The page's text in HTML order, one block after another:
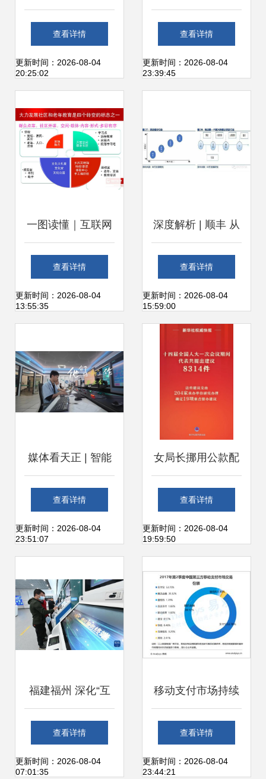
人如何打造一款新
闻资讯类产品
查看详情
更新时间：2026-08-04
20:25:02
互联网的顶层设计
与实践路径
查看详情
更新时间：2026-08-04
23:39:45
一图读懂｜互联网
时代开放教育走势
——以开放大学为
查看详情
更新时间：2026-08-04
13:55:35
深度解析 | 顺丰 从
快递迈向综合物流
服务商的征程
查看详情
更新时间：2026-08-04
15:59:00
媒体看天正 | 智能
工厂的“数字医者”
解码个人互联网的
查看详情
更新时间：2026-08-04
23:51:07
女局长挪用公款配
置豪华休息室被查
权力岂能一再越界
查看详情
更新时间：2026-08-04
19:59:50
福建福州 深化“互
联网+政务服务”，
开通个人便捷办事
查看详情
更新时间：2026-08-04
07:01:35
移动支付市场持续
扩张 2017年第二
季度交易额突破23
查看详情
更新时间：2026-08-04
23:44:21